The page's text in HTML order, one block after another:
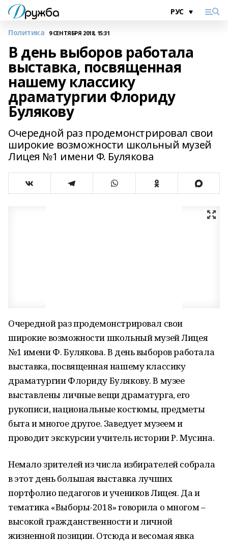
Политика 9 СЕНТЯБРЯ 2018, 15:31
В день выборов работала
выставка, посвященная
нашему классику
драматургии Флориду
Булякову
Очередной раз продемонстрировал свои
широкие возможности школьный музей
Лицея №1 имени Ф. Булякова
Очередной раз продемонстрировал свои
широкие возможности школьный музей Лицея
№1 имени Ф. Булякова. В день выборов работала
выставка, посвященная нашему классику
драматургии Флориду Булякову. В музее
выставлены личные вещи драматурга, его
рукописи, национальные костюмы, предметы
быта и многое другое. Заведует музеем и
проводит экскурсии учитель истории Р. Мусина.
Немало зрителей из числа избирателей собрала
в этот день большая выставка лучших
портфолио педагогов и учеников Лицея. Да и
тематика «Выборы-2018» говорила о многом –
высокой гражданственности и личной
жизненной позиции. Отсюда и весомая явка